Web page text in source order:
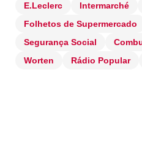
E.Leclerc
Intermarché
Folhetos de Supermercado
Segurança Social
Worten
Rádio Popular